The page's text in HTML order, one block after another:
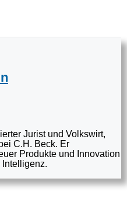
Jurist und Volkswirt,
C.H. Beck. Er
Produkte und Innovation